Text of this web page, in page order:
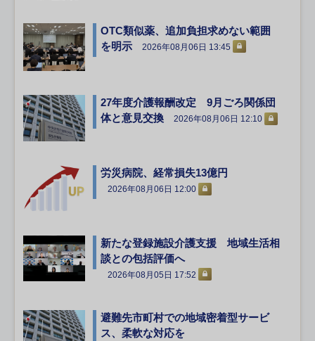
OTC類似薬、追加負担求めない範囲
を明示
2026年08月06日 13:45
27年度介護報酬改定 9月ごろ関係団
体と意見交換
2026年08月06日 12:10
労災病院、経常損失13億円
2026年08月06日 12:00
新たな登録施設介護支援 地域生活相
談との包括評価へ
2026年08月05日 17:52
避難先市町村での地域密着型サービ
ス、柔軟な対応を